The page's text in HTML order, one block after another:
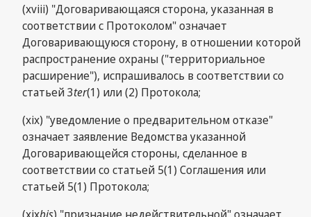
(xviii) "Договаривающаяся сторона, указанная в
соответствии с Протоколом" означает
Договаривающуюся сторону, в отношении которой
распространение охраны ("территориальное
расширение"), испрашивалось в соответствии со
статьей 3ter(1) или (2) Протокола;
(xix) "уведомление о предварительном отказе"
означает заявление Ведомства указанной
Договаривающейся стороны, сделанное в
соответствии со статьей 5(1) Соглашения или
статьей 5(1) Протокола;